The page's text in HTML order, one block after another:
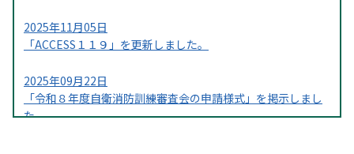
2025年11月05日
「ACCESS１１９」を更新しました。
2025年09月22日
「令和８年度自衛消防訓練審査会の申請様式」を掲示しまし
た。